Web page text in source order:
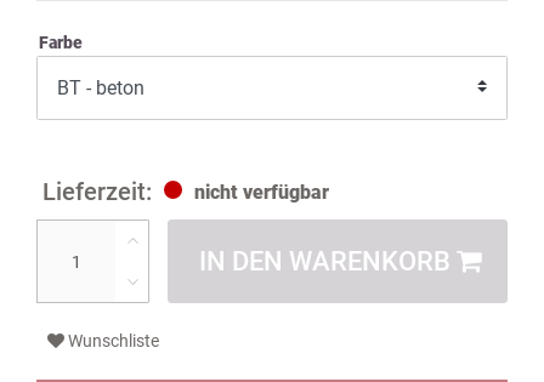
Farbe
nicht verfügbar
IN DEN WARENKORB
Wunschliste